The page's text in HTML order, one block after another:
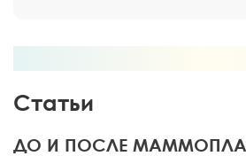
Статьи
ДО И ПОСЛЕ